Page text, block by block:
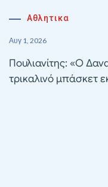
Αθλητικα
Αυγ 1, 2026
Πουλιανίτης: «Ο
τρικαλινό μπάσκετ